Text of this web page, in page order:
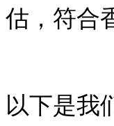
估，符合
以下是我